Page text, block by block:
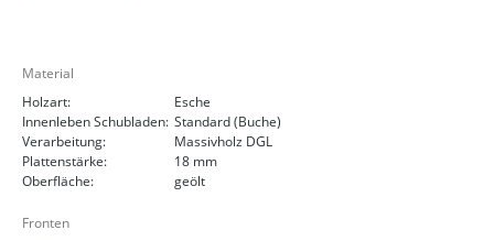
Material
Holzart:
Esche
Innenleben Schubladen: Standard (Buche)
Verarbeitung:
Massivholz DGL
Plattenstärke:
18 mm
Oberfläche:
geölt
Fronten